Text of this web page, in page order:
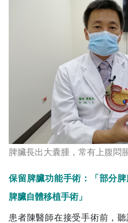
脾臟長出大囊腫，常有上腹悶
保留脾臟功能手術：「部分
脾臟自體移植手術」
患者陳醫師在接受手術前，